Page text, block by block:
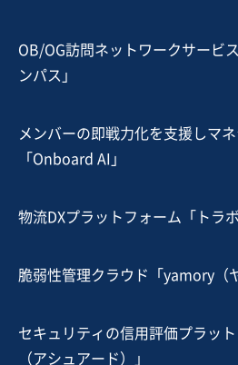
OB/OG訪問ネットワークサービ
ンパス」
メンバーの即戦力化を支援しマ
「Onboard AI」
物流DXプラットフォーム「トラボ
脆弱性管理クラウド「yamory（
セキュリティの信用評価プラッ
（アシュアード）」